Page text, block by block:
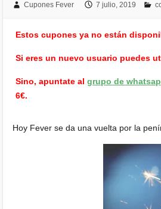
Cupones Fever 7 julio, 2019
Estos cupones ya no están
Si eres un nuevo usuario puedes
Sino, apuntate algrupo de
6€.
Hoy Fever se da una vuelta por la